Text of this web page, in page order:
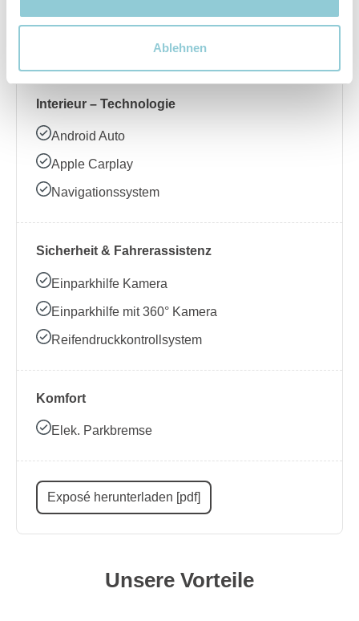
Ablehnen
Beheizbares Lenkrad
Interieur – Technologie
Android Auto
Apple Carplay
Navigationssystem
Sicherheit & Fahrerassistenz
Einparkhilfe Kamera
Einparkhilfe mit 360° Kamera
Reifendruckkontrollsystem
Komfort
Elek. Parkbremse
Exposé herunterladen [pdf]
Unsere Vorteile